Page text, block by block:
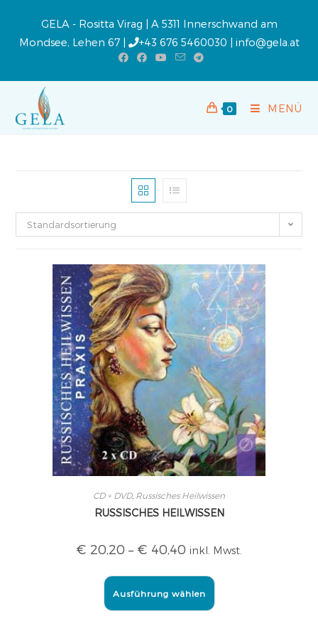
GELA - Rositta Virag | A 5311 Innerschwand am
Mondsee, Lehen 67 |
+43 676 5460030 | info@gela.at
0 MENÜ
Standardsortierung
CD + DVD, Russisches Heilwissen
RUSSISCHES HEILWISSEN
€ 20,20 – € 40,40 inkl. Mwst.
Ausführung wählen